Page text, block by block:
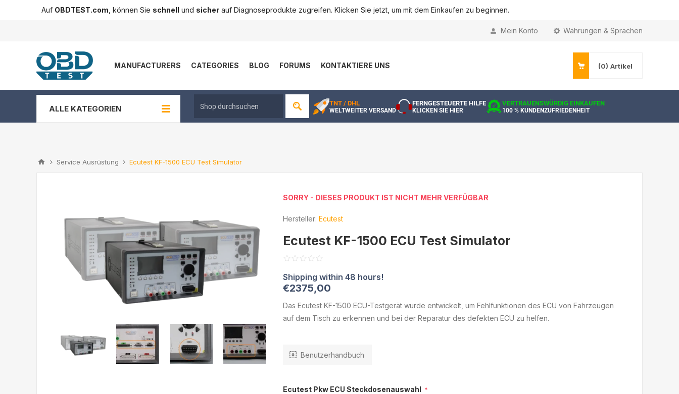
Auf OBDTEST.com , können Sie schnell und sicher auf Diagnoseprodukte zugreifen. Klicken Sie jetzt, um mit dem Einkaufen zu beginnen.
Währungen & Sprachen
Mein Konto
MANUFACTURERS CATEGORIES BLOG FORUMS KONTAKTIERE UNS (0) Artikel
ALLE KATEGORIEN
TNT / DHL
WELTWEITER VERSAND
FERNGESTEUERTE HILFE
KLICKEN SIE HIER
VERTRAUENSWÜRDIG EINKAUFEN
100 % KUNDENZUFRIEDENHEIT
Service Ausrüstung Ecutest KF-1500 ECU Test Simulator
SORRY - DIESES PRODUKT IST NICHT MEHR VERFÜGBAR
Hersteller: Ecutest
Ecutest KF-1500 ECU Test Simulator
€2375,00
Das Ecutest KF-1500 ECU-Testgerät wurde entwickelt, um Fehlfunktionen des ECU von Fahrzeugen
auf dem Tisch zu erkennen und bei der Reparatur des defekten ECU zu helfen.
Benutzerhandbuch
Ecutest Pkw ECU Steckdosenauswahl *